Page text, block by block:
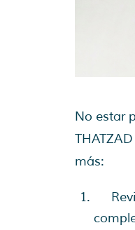
No estar
más: